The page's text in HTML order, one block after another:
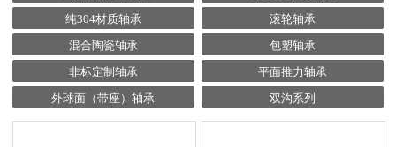
纯304材质轴承
滚轮轴承
混合陶瓷轴承
包塑轴承
非标定制轴承
平面推力轴承
外球面（带座）轴承
双沟系列